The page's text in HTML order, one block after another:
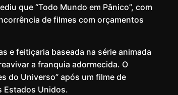
que “Todo Mundo em Pânico”, com
de filmes com orçamentos
e feitiçaria baseada na série animada
a franquia adormecida. O
do Universo” após um filme de
Estados Unidos.